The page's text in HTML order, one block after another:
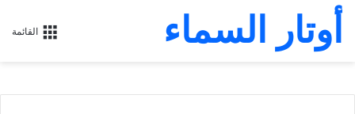
القائمة أوتار السماء